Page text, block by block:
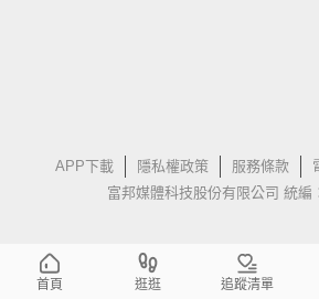
APP下載 隱私權政策 服務條款
富邦媒體科技股份有限公司 統編
首頁 逛逛 追蹤清單